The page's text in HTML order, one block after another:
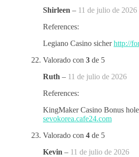
Shirleen – 11 de julio de 2026
References:
Legiano Casino sicherhttp://
Valorado con 3 de 5
Ruth – 11 de julio de 2026
References:
KingMaker Casino Bonus
sevokorea.cafe24.com
Valorado con 4 de 5
Kevin – 11 de julio de 2026